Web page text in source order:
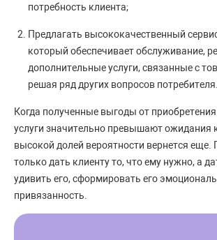
потребность клиента;
Предлагать высококачественный
который обеспечивает обслуживание,
дополнительные услуги, связанные с
решая ряд других вопросов потребителя.
Когда полученные выгоды от
услуги значительно превышают ожидания
высокой долей вероятности вернется
только дать клиенту то, что ему нужно, а
удивить его, сформировать его
привязанность.